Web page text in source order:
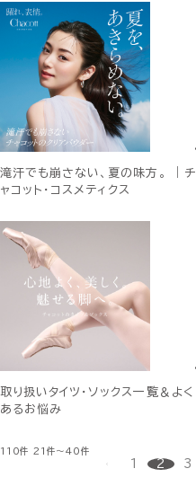
滝汗でも崩さない、夏の味方。 ｜チ
ャコット・コスメティクス
取り扱いタイツ・ソックス一覧＆よく
あるお悩み
110件 21件～40件
1 2 3